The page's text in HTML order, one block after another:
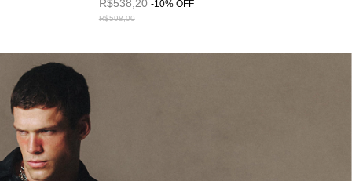
R$538,20 -10% OFF
R$598,00